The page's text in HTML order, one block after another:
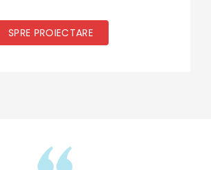
SPRE PROIECTARE